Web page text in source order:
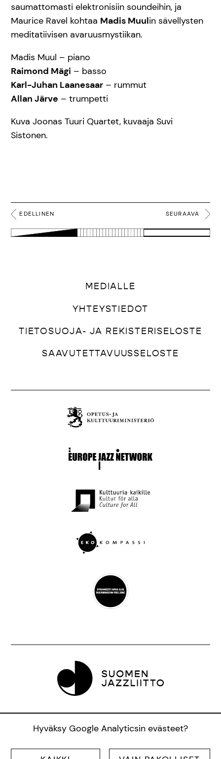
saumattomasti elektronisiin soundeihin, ja
Maurice Ravel kohtaa Madis Muulin sävellysten
meditatiivisen avaruusmystiikan.
Madis Muul – piano
Raimond Mägi – basso
Karl-Juhan Laanesaar – rummut
Allan Järve – trumpetti
Kuva Joonas Tuuri Quartet, kuvaaja Suvi
Sistonen.
EDELLINEN SEURAAVA
MEDIALLE
YHTEYSTIEDOT
TIETOSUOJA- JA REKISTERISELOSTE
SAAVUTETTAVUUSSELOSTE
krs., 00120 Helsinki |info@jazzfinland.fi
Hyväksy Google Analyticsin evästeet?